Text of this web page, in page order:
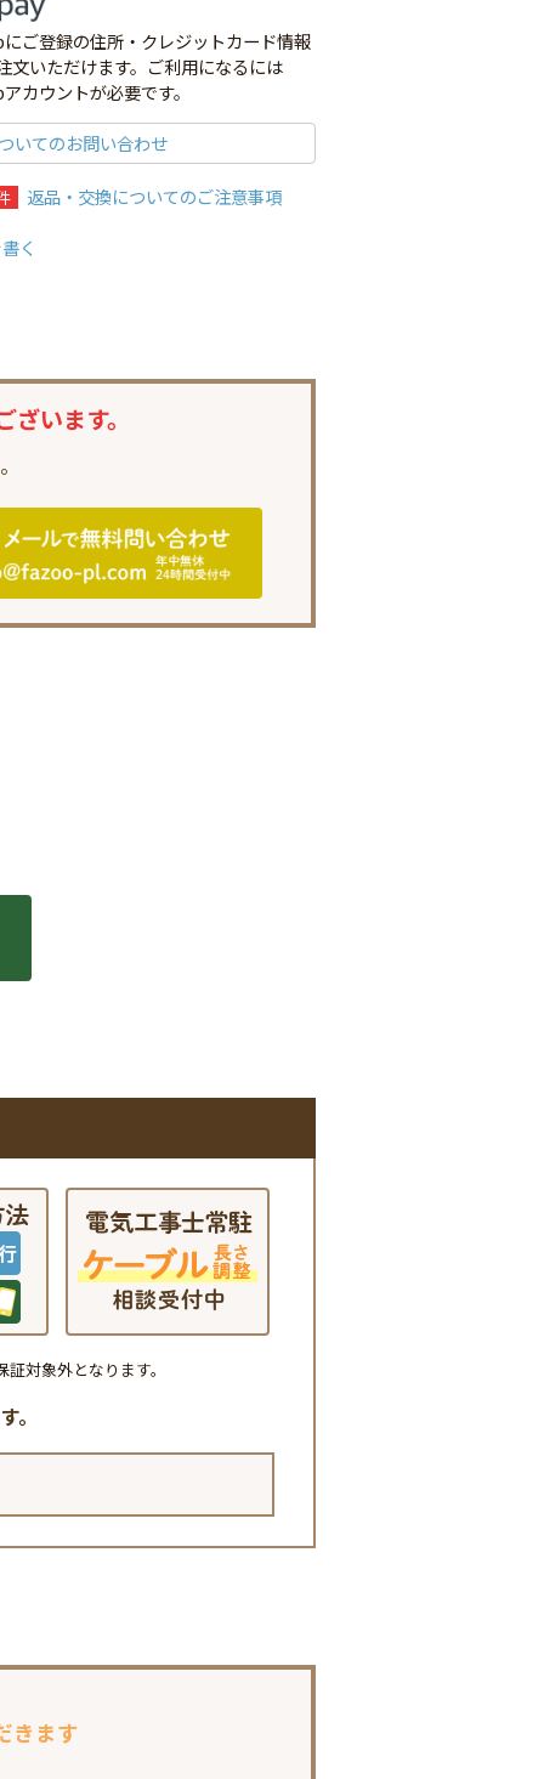
ご登録の住所・クレジットカード情報
文いただけます。ご利用になるには
カウントが必要です。
いてのお問い合わせ
返品・交換についてのご注意事項
く
います。
対象外となります。
。
きます